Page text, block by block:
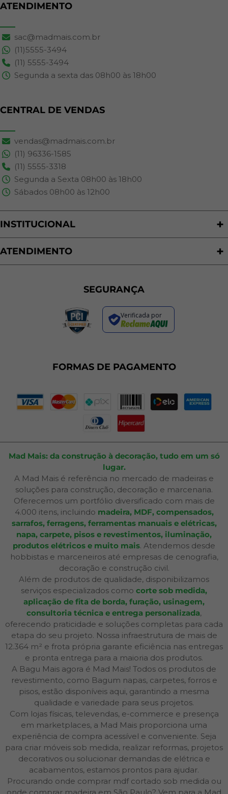
ATENDIMENTO
sac@madmais.com.br
(11)5555-3494
(11) 5555-3494
Segunda a sexta das 08h00 às 18h00
CENTRAL DE VENDAS
vendas@madmais.com.br
(11) 96336-1585
(11) 5555-3318
Segunda a Sexta 08h00 às 18h00
Sábados 08h00 às 12h00
INSTITUCIONAL
Quem Somos
Nossas Lojas
ATENDIMENTO
Política de Privacidade
Trocas e Devoluções
Regras de Promoções
Termos de Uso
Plano de Corte
SEGURANÇA
Verificada por
FORMAS DE PAGAMENTO
Mad Mais: da construção à decoração, tudo em um só
lugar.
A Mad Mais é referência no mercado de madeiras e
soluções para construção, decoração e marcenaria.
Oferecemos um portfólio diversificado com mais de
4.000 itens, incluindo madeira, MDF, compensados,
sarrafos, ferragens, ferramentas manuais e elétricas,
napa, carpete, pisos e revestimentos, iluminação,
produtos elétricos e muito mais. Atendemos desde
hobbistas e marceneiros até empresas de cenografia,
decoração e construção civil.
Além de produtos de qualidade, disponibilizamos
serviços especializados como corte sob medida,
aplicação de fita de borda, furação, usinagem,
consultoria técnica e entrega personalizada,
oferecendo praticidade e soluções completas para cada
etapa do seu projeto. Nossa infraestrutura de mais de
12.364 m² e frota própria garante eficiência nas entregas
e pronta entrega para a maioria dos produtos.
A Bagu Mais agora é Mad Mais! Todos os produtos de
revestimento, como Bagum napas, carpetes, forros e
pisos, estão disponíveis aqui, garantindo a mesma
qualidade e variedade para seus projetos.
Com lojas físicas, televendas, e-commerce e presença
em marketplaces, a Mad Mais proporciona uma
experiência de compra acessível e conveniente. Seja
para criar móveis sob medida, realizar reformas, projetos
decorativos ou solucionar demandas de elétrica e
acabamentos, estamos prontos para ajudar.
Procurando onde comprar mdf cortado sob medida ou